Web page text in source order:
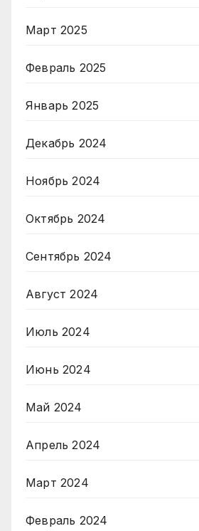
Март 2025
Февраль 2025
Январь 2025
Декабрь 2024
Ноябрь 2024
Октябрь 2024
Сентябрь 2024
Август 2024
Июль 2024
Июнь 2024
Май 2024
Апрель 2024
Март 2024
Февраль 2024